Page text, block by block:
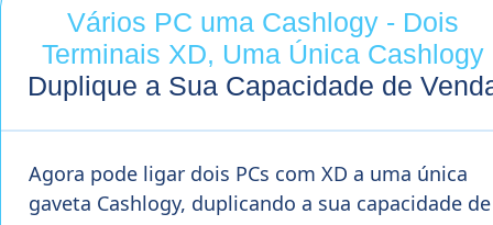
Vários PC uma Cashlogy - Dois
Terminais XD, Uma Única Cashlogy
Duplique a Sua Capacidade de
Agora pode ligar dois PCs com XD a uma única
gaveta Cashlogy, duplicando a sua capacidade de